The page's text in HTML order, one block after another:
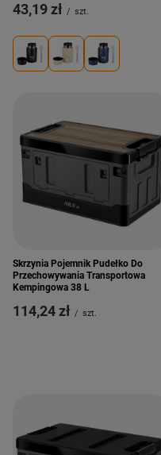
43,19 zł / szt.
Skrzynia Pojemnik Pudełko Do
Przechowywania Transportowa
Kempingowa 38 L
114,24 zł / szt.